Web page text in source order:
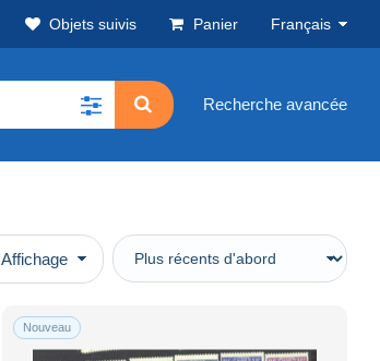
Objets suivis Panier Français
Recherche avancée
Affichage
Nouveau